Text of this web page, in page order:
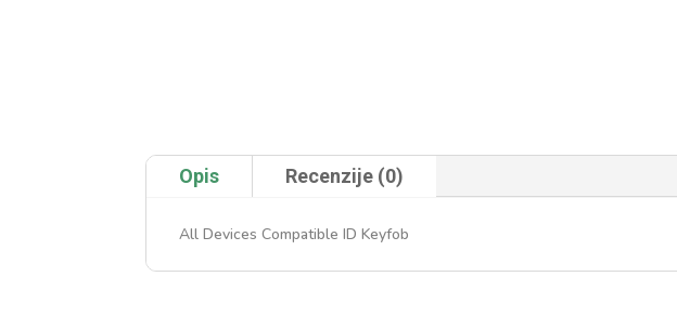
Opis Recenzije (0)
All Devices Compatible ID Keyfob